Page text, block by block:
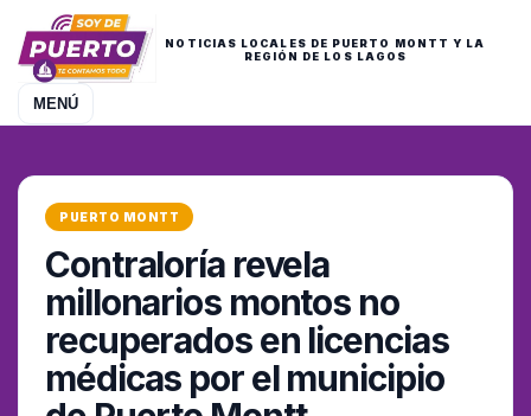
NOTICIAS LOCALES DE PUERTO MONTT Y LA
REGIÓN DE LOS LAGOS
MENÚ
PUERTO MONTT
Contraloría revela
millonarios montos no
recuperados en licencias
médicas por el municipio